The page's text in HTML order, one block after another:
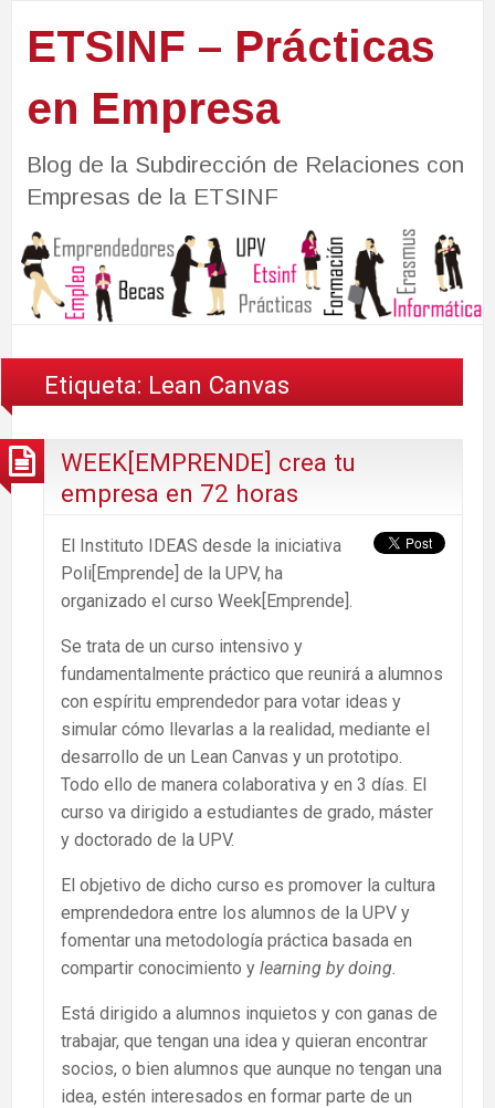
ETSINF – Prácticas
en Empresa
Blog de la Subdirección de Relaciones con
Empresas de la ETSINF
Etiqueta: Lean Canvas
WEEK[EMPRENDE] crea tu
empresa en 72 horas
El Instituto IDEAS desde la iniciativa
Poli[Emprende] de la UPV, ha
organizado el curso Week[Emprende].
Se trata de un curso intensivo y
fundamentalmente práctico que reunirá a alumnos
con espíritu emprendedor para votar ideas y
simular cómo llevarlas a la realidad, mediante el
desarrollo de un Lean Canvas y un prototipo.
Todo ello de manera colaborativa y en 3 días. El
curso va dirigido a estudiantes de grado, máster
y doctorado de la UPV.
El objetivo de dicho curso es promover la cultura
emprendedora entre los alumnos de la UPV y
fomentar una metodología práctica basada en
compartir conocimiento y learning by doing.
Está dirigido a alumnos inquietos y con ganas de
trabajar, que tengan una idea y quieran encontrar
socios, o bien alumnos que aunque no tengan una
idea, estén interesados en formar parte de un